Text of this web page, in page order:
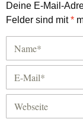
Deine E-Mail-
Felder sind mit*